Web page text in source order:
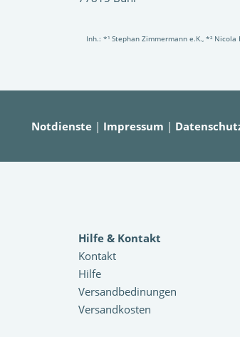
Inh.: *¹ Stephan Zimmermann e.K., *²
Notdienste | Impressum |
Hilfe & Kontakt
Kontakt
Hilfe
Versandbedinungen
Versandkosten